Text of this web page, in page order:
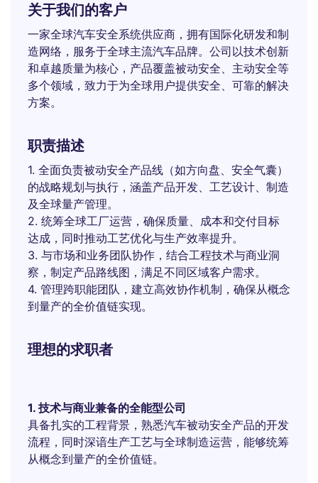
关于我们的客户
一家全球汽车安全系统供应商，拥有国际化研发和制
造网络，服务于全球主流汽车品牌。公司以技术创新
和卓越质量为核心，产品覆盖被动安全、主动安全等
多个领域，致力于为全球用户提供安全、可靠的解决
方案。
职责描述
1. 全面负责被动安全产品线（如方向盘、安全气囊）
的战略规划与执行，涵盖产品开发、工艺设计、制造
及全球量产管理。
2. 统筹全球工厂运营，确保质量、成本和交付目标
达成，同时推动工艺优化与生产效率提升。
3. 与市场和业务团队协作，结合工程技术与商业洞
察，制定产品路线图，满足不同区域客户需求。
4. 管理跨职能团队，建立高效协作机制，确保从概念
到量产的全价值链实现。
理想的求职者
1. 技术与商业兼备的全能型公司
具备扎实的工程背景，熟悉汽车被动安全产品的开发
流程，同时深谙生产工艺与全球制造运营，能够统筹
从概念到量产的全价值链。